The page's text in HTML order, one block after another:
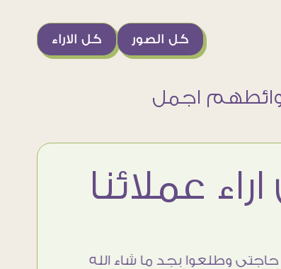
كل الاراء كل الصور
حاجتى وطلعوا بجد ما شاء الله